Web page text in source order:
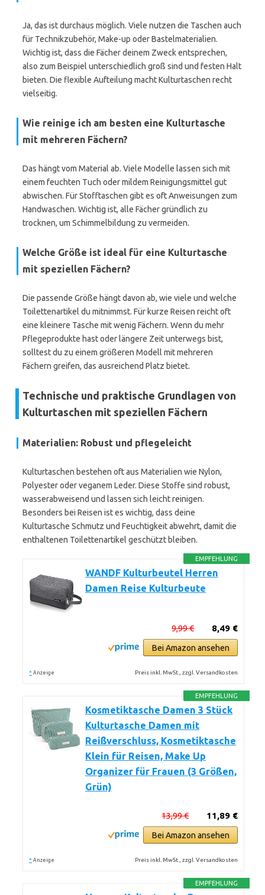
Ja, das ist durchaus möglich. Viele nutzen die Taschen auch
für Technikzubehör, Make-up oder Bastelmaterialien.
Wichtig ist, dass die Fächer deinem Zweck entsprechen,
also zum Beispiel unterschiedlich groß sind und festen Halt
bieten. Die flexible Aufteilung macht Kulturtaschen recht
vielseitig.
Wie reinige ich am besten eine Kulturtasche
mit mehreren Fächern?
Das hängt vom Material ab. Viele Modelle lassen sich mit
einem feuchten Tuch oder mildem Reinigungsmittel gut
abwischen. Für Stofftaschen gibt es oft Anweisungen zum
Handwaschen. Wichtig ist, alle Fächer gründlich zu
trocknen, um Schimmelbildung zu vermeiden.
Welche Größe ist ideal für eine Kulturtasche
mit speziellen Fächern?
Die passende Größe hängt davon ab, wie viele und welche
Toilettenartikel du mitnimmst. Für kurze Reisen reicht oft
eine kleinere Tasche mit wenig Fächern. Wenn du mehr
Pflegeprodukte hast oder längere Zeit unterwegs bist,
solltest du zu einem größeren Modell mit mehreren
Fächern greifen, das ausreichend Platz bietet.
Technische und praktische Grundlagen von
Kulturtaschen mit speziellen Fächern
Materialien: Robust und pflegeleicht
Kulturtaschen bestehen oft aus Materialien wie Nylon,
Polyester oder veganem Leder. Diese Stoffe sind robust,
wasserabweisend und lassen sich leicht reinigen.
Besonders bei Reisen ist es wichtig, dass deine
Kulturtasche Schmutz und Feuchtigkeit abwehrt, damit die
enthaltenen Toilettenartikel geschützt bleiben.
EMPFEHLUNG
WANDF Kulturbeutel Herren
Damen Reise Kulturbeute
8,49 €
9,99 €
Bei Amazon ansehen
* Anzeige Preis inkl. MwSt., zzgl. Versandkosten
EMPFEHLUNG
Kosmetiktasche Damen 3 Stück
Kulturtasche Damen mit
Reißverschluss, Kosmetiktasche
Klein für Reisen, Make Up
Organizer für Frauen (3 Größen,
Grün)
11,89 €
13,99 €
Bei Amazon ansehen
* Anzeige Preis inkl. MwSt., zzgl. Versandkosten
EMPFEHLUNG